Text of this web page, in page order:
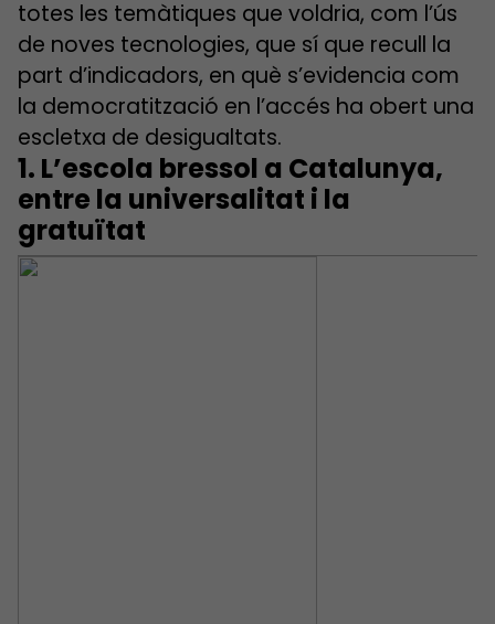
totes les temàtiques que voldria, com l’ús
de noves tecnologies, que sí que recull la
part d’indicadors, en què s’evidencia com
la democratització en l’accés ha obert una
escletxa de desigualtats.
1. L’escola bressol a Catalunya,
entre la universalitat i la
gratuïtat